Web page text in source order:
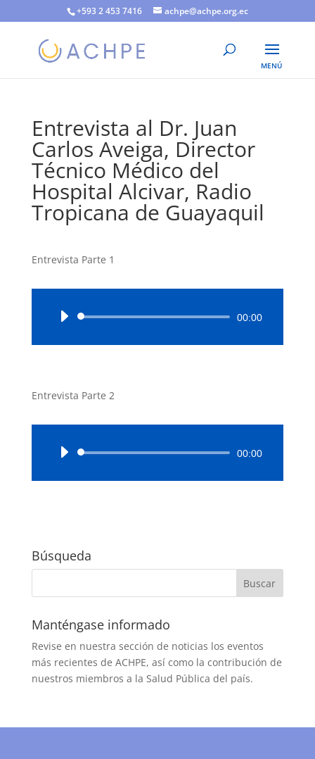
+593 2 453 7416 achpe@achpe.org.ec
Entrevista al Dr. Juan
Carlos Aveiga, Director
Técnico Médico del
Hospital Alcivar, Radio
Tropicana de Guayaquil
Entrevista Parte 1
Reproductor
audio
00:00
Entrevista Parte 2
Reproductor
audio
00:00
Búsqueda
Manténgase informado
Revise en nuestra sección de noticias los eventos
más recientes de ACHPE, así como la contribución de
nuestros miembros a la Salud Pública del país.